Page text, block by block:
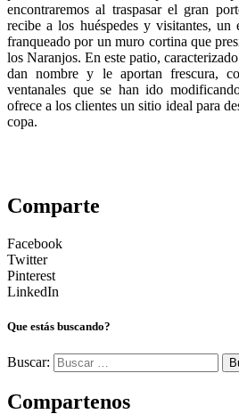
encontraremos al traspasar el gran
recibe a los huéspedes y visitantes,
franqueado por un muro cortina que
los Naranjos. En este patio,
dan nombre y le aportan frescura,
ventanales que se han ido
ofrece a los clientes un sitio ideal para
copa.
Comparte
Facebook
Twitter
Pinterest
LinkedIn
Que estás buscando?
Buscar:
Compartenos